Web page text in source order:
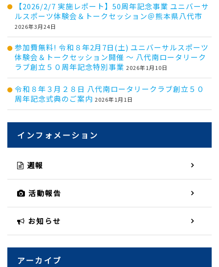
【2026/2/7 実施レポート】50周年記念事業 ユニバーサ
ルスポーツ体験会＆トークセッション＠熊本県八代市
2026年3月24日
参加費無料! 令和８年2月7日(土) ユニバーサルスポーツ
体験会＆トークセッション開催 ～ 八代南ロータリーク
ラブ創立５０周年記念特別事業 2026年1月10日
令和８年３月２８日 八代南ロータリークラブ創立５０
周年記念式典のご案内 2026年1月1日
インフォメーション
週報
活動報告
お知らせ
アーカイブ